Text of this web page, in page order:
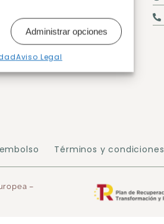
Administrar opciones
Aviso Legal
devolver mi pedido?
Términos y condiciones
–